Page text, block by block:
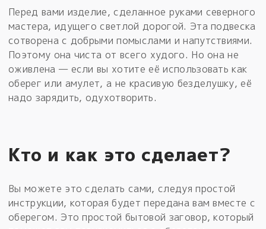
Перед вами изделие, сделанное руками северного
мастера, идущего светлой дорогой. Эта подвеска
сотворена с добрыми помыслами и напутствиями.
Поэтому она чиста от всего худого. Но она не
оживлена — если вы хотите её использовать как
оберег или амулет, а не красивую безделушку, её
надо зарядить, одухотворить.
Кто и как это сделает?
Вы можете это сделать сами, следуя простой
инструкции, которая будет передана вам вместе с
оберегом. Это простой бытовой заговор, который